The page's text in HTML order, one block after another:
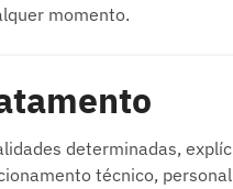
momento.
determinadas,
técnico,